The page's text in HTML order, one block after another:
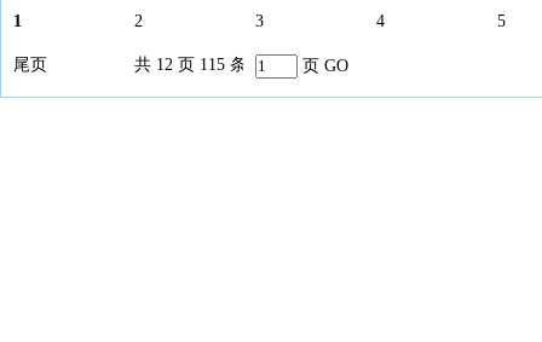
1 2 3 4 5
尾页 共 12 页 115 条 页 GO